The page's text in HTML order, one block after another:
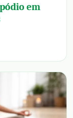
em